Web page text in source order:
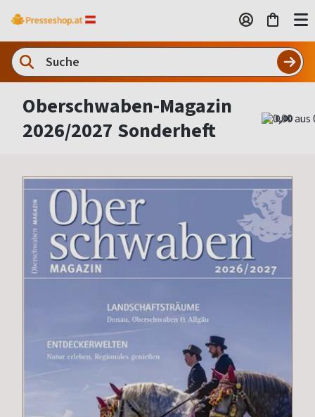
Oberschwaben-Magazin
2026/2027 Sonderheft
0,00